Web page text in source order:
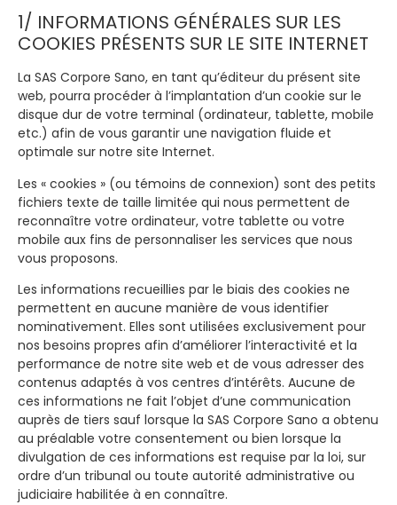
1/ INFORMATIONS GÉNÉRALES SUR LES
COOKIES PRÉSENTS SUR LE SITE INTERNET
La SAS Corpore Sano, en tant qu’éditeur du présent site
web, pourra procéder à l’implantation d’un cookie sur le
disque dur de votre terminal (ordinateur, tablette, mobile
etc.) afin de vous garantir une navigation fluide et
optimale sur notre site Internet.
Les « cookies » (ou témoins de connexion) sont des petits
fichiers texte de taille limitée qui nous permettent de
reconnaître votre ordinateur, votre tablette ou votre
mobile aux fins de personnaliser les services que nous
vous proposons.
Les informations recueillies par le biais des cookies ne
permettent en aucune manière de vous identifier
nominativement. Elles sont utilisées exclusivement pour
nos besoins propres afin d’améliorer l’interactivité et la
performance de notre site web et de vous adresser des
contenus adaptés à vos centres d’intérêts. Aucune de
ces informations ne fait l’objet d’une communication
auprès de tiers sauf lorsque la SAS Corpore Sano a obtenu
au préalable votre consentement ou bien lorsque la
divulgation de ces informations est requise par la loi, sur
ordre d’un tribunal ou toute autorité administrative ou
judiciaire habilitée à en connaître.